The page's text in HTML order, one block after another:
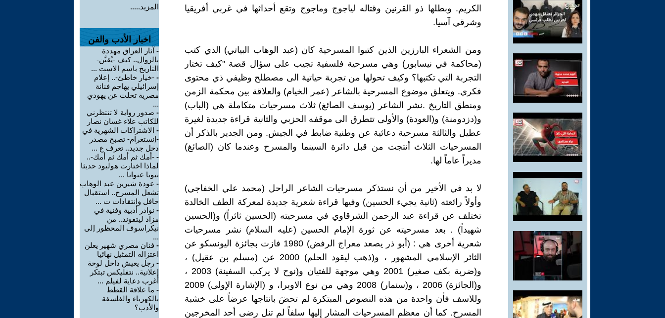
الكريم. وبطلها ذو القرنين وقتاله لياجوج وماجوج وتقع أحداثها في غربي أفريقيا
وشرقي آسيا.
ومن الشعراء البارزين الذين كتبوا المسرحية كان (عبد الوهاب البياتي) الذي كتب
(محاكمة في نيسابور) وهي مسرحية فلسفية تجيب على سؤال قصة "كيف تختار
التجربة التي تكتبها؟ وكيف تحولها من تجربة حياتية الى مصطلح وظيفي ذي محتوى
فكري. ويتعلق موضوع المسرحية بالشاعر (عمر الخيام) والعلاقة بين محكمة الزمن
ومنطق التاريخ .نشر الشاعر (يوسف الصائغ) ثلاث مسرحيات متكاملة هي (الباب)
و(دزدومنة) و(العودة) والأولى تتطرق الى موقفه الحزبي والثانية قراءة جديدة لغيرة
عطيل والثالثة مسرحية دعائية عن وطنية ضابط في الجيش. ومن الجدير بالذكر أن
المسرحيات الثلاث أنتجت من قبل دائرة السينما والمسرح وعندما كان (الصائغ)
مديراً عاماً لها.
لا بد في الأخير من أن نستذكر مسرحيات الشاعر الراحل (محمد علي الخفاجي)
وأولاً رائعته (ثانية يجيء الحسين) وفيها قراءة شعرية جديدة لمعركة الطف الخالدة
تختلف عن قراءة عبد الرحمن الشرقاوي في مسرحيته (الحسين ثائراً) و(الحسين
شهيداً) . بعد مسرحيته عن ثورة الإمام الحسين (عليه السلام) نشر مسرحيات
شعرية أخرى هي : (أبو ذر يصعد معراج الرفض) 1980 فازت بجائزة اليونسكو عن
الثائر الإسلامي المشهور ، و(ذهب ليقود الحلم) 2000 عن (مسلم بن عقيل) ،
و(ضربة بكف صغير) 2001 وهي موجهة للفتيان و(نوح لا يركب السفينة) 2003 ،
و(الجائزة) 2006 ، و(سنمار) 2008 وهي من نوع الاوبرا، و (الإشارة الإولى) 2009
وللاسف فأن واحدة من هذه النصوص المبتكرة لم تحضَ بانتاجها عرضاً على خشبة
المسرح. كما أن معظم المسرحيات المشار إليها سلفاً لم تنل رضى أحد المخرجين
المزيد.....
اخبار الأدب والفن
- آثار العراق مهددة
بالزوال.. كيف -يُقنَّن-
التاريخ باسم الاست ...
- -خيار خاطئ-.. إعلام
إسرائيلي يهاجم فنانة
مصرية تخلت عن يهودي
...
- صدور رواية لا تنتظرني
للكاتب علاء غسان نصار
- الاشتراكات الشهرية في
-إنستغرام- تصبح مصدر
دخل جديد.. تعرف ع ...
- -أمك ثم أمك ثم أمك-..
لماذا اختارت هوليود حديثا
نبويا عنوانا ...
- عودة شيرين عبد الوهاب
تشعل المسرح.. استقبال
حافل وانتقادات ت ...
- نوادر أدبية وفنية في
مزاد ليتفوند.. من
نيكراسوف المحظور إلى
...
- فنان مصري شهير يعلن
اعتزاله التمثيل نهائيا
- رجل يعيش داخل لوحة
إعلانية.. نتفليكس تبتكر
أغرب دعاية لفيلم ...
- ما علاقة القطط
بالكهرباء والفلسفة
والأدب؟